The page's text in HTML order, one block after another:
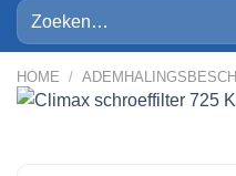
Zoeken
naar:
HOME /